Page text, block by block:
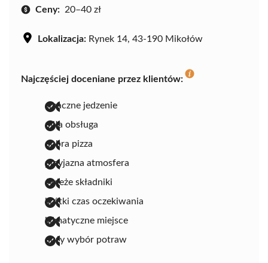
Ceny: 20–40 zł
Lokalizacja: Rynek 14, 43-190 Mikołów
Najczęściej doceniane przez klientów:
smaczne jedzenie
miła obsługa
dobra pizza
przyjazna atmosfera
świeże składniki
krótki czas oczekiwania
klimatyczne miejsce
duży wybór potraw